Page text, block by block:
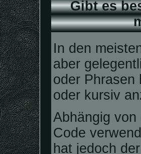
Gibt es
In den
aber
oder Phrasen
oder kursiv
Abhängig
Code
hat jedoch